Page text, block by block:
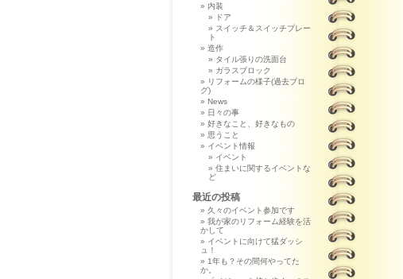
内装
ドア
スイッチ＆スイッチプレー
ト
造作
タイル張りの洗面台
ガラスブロック
リフォームの様子(過去ブロ
グ)
News
日々の事
好きなこと、好きなもの
思うこと
イベント情報
イベント
住まいに関するイベントな
ど
最近の投稿
久々のイベント参加です
我が家のリフォーム経験を活
かして
イベントに向けて猛ダッシ
ュ！
1年も？その間何やってた
か。